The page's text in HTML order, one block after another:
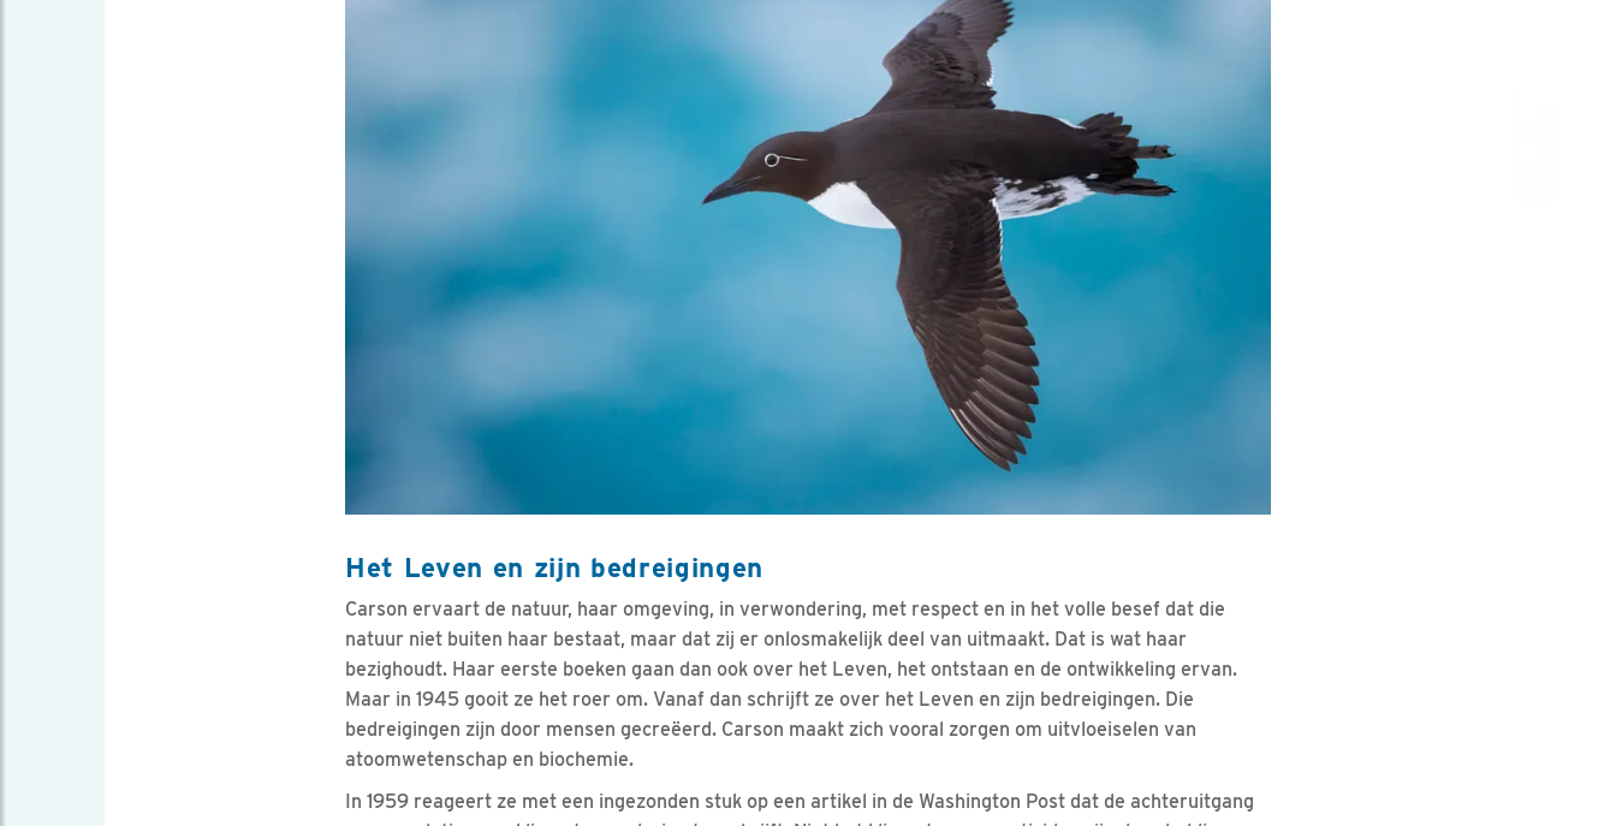
Het Leven en zijn bedreigingen
Carson ervaart de natuur, haar omgeving, in verwondering, met respect en in het volle besef dat die
natuur niet buiten haar bestaat, maar dat zij er onlosmakelijk deel van uitmaakt. Dat is wat haar
bezighoudt. Haar eerste boeken gaan dan ook over het Leven, het ontstaan en de ontwikkeling ervan.
Maar in 1945 gooit ze het roer om. Vanaf dan schrijft ze over het Leven en zijn bedreigingen. Die
bedreigingen zijn door mensen gecreëerd. Carson maakt zich vooral zorgen om uitvloeiselen van
atoomwetenschap en biochemie.
In 1959 reageert ze met een ingezonden stuk op een artikel in de Washington Post dat de achteruitgang